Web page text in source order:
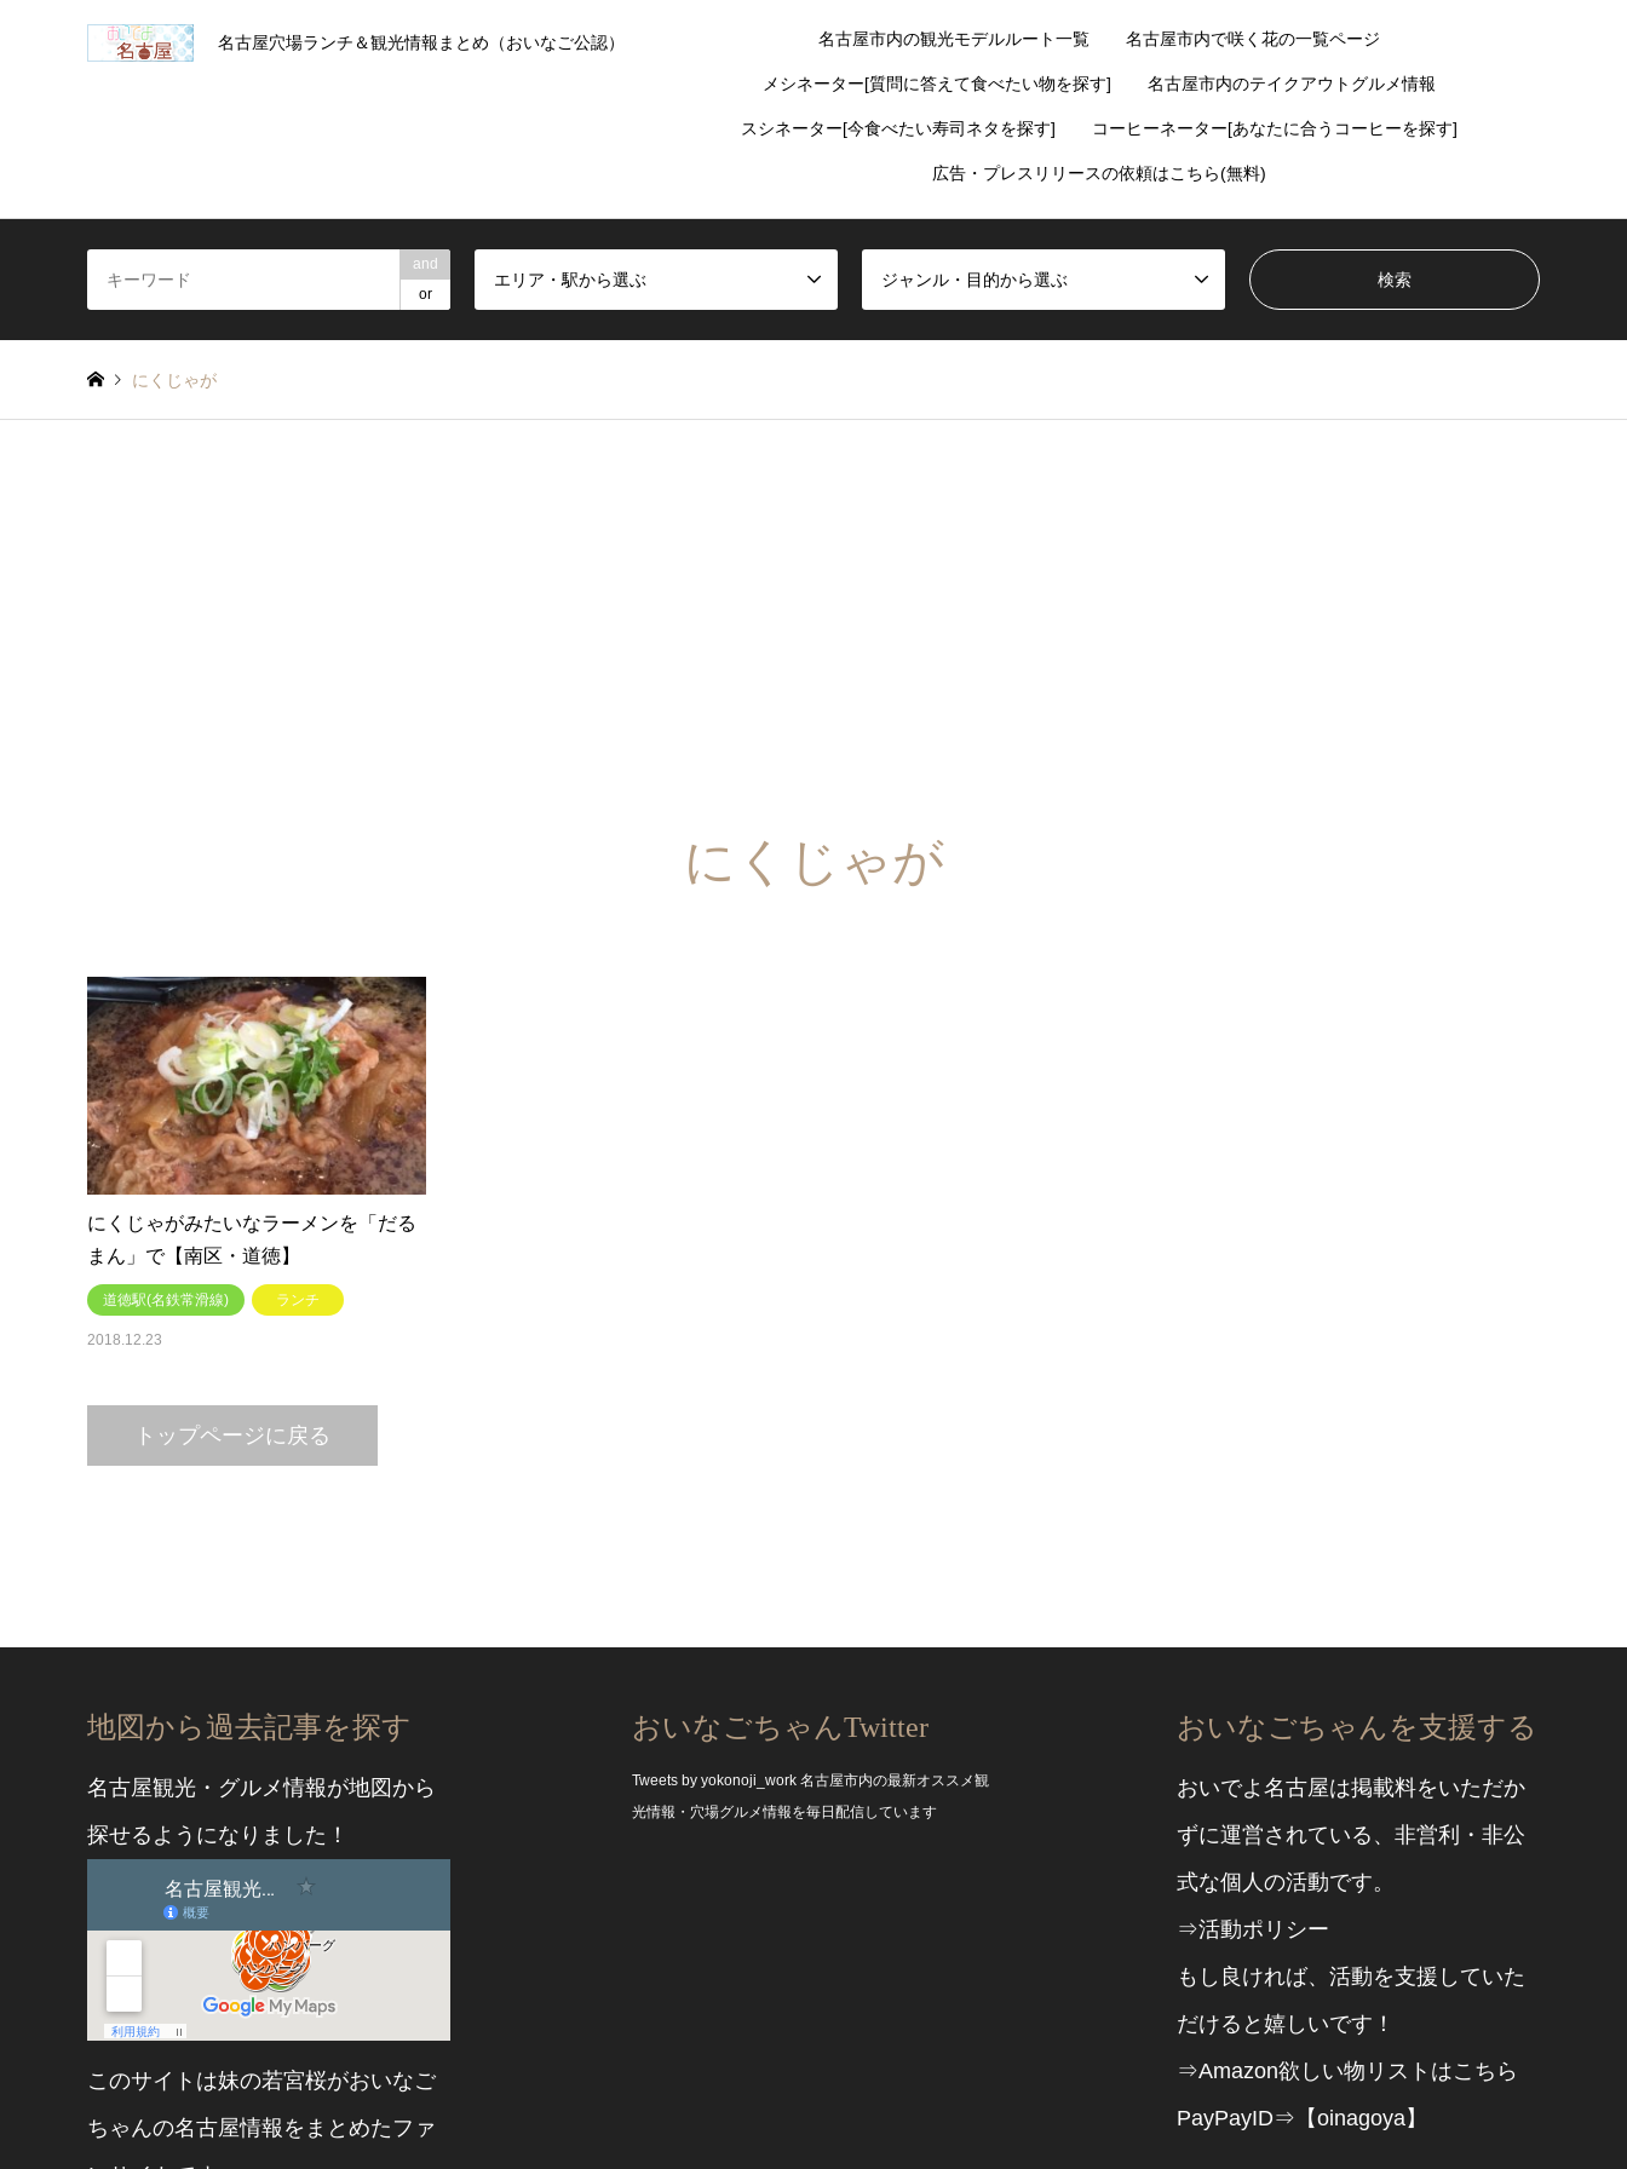
名古屋穴場ランチ＆観光情報まとめ（おいなご公認） 名古屋市内の観光モデルルート一覧 名古屋市内で咲く花の一覧ページ
メシネーター[質問に答えて食べたい物を探す] 名古屋市内のテイクアウトグルメ情報
スシネーター[今食べたい寿司ネタを探す] コーヒーネーター[あなたに合うコーヒーを探す]
広告・プレスリリースの依頼はこちら(無料)
and
or
エリア・駅から選ぶ ジャンル・目的から選ぶ
にくじゃが
にくじゃが
にくじゃがみたいなラーメンを「だる
まん」で【南区・道徳】
道徳駅(名鉄常滑線) ランチ
2018.12.23
トップページに戻る
地図から過去記事を探す
名古屋観光・グルメ情報が地図から
探せるようになりました！
このサイトは妹の若宮桜がおいなご
ちゃんの名古屋情報をまとめたファ
おいなごちゃんTwitter
Tweets by yokonoji_work 名古屋市内の最新オススメ観
光情報・穴場グルメ情報を毎日配信しています
おいなごちゃんを支援する
おいでよ名古屋は掲載料をいただか
ずに運営されている、非営利・非公
式な個人の活動です。
⇒活動ポリシー
もし良ければ、活動を支援していた
だけると嬉しいです！
⇒Amazon欲しい物リストはこちら
PayPayID⇒【oinagoya】